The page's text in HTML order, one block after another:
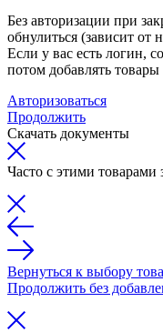
Без авторизации при
обнулиться (зависит от
Если у вас есть логин,
потом добавлять товары
Авторизоваться
Продолжить
Скачать документы
Часто с этими товарами
Вернуться к выбору
Продолжить без